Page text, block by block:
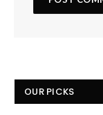
OUR PICKS